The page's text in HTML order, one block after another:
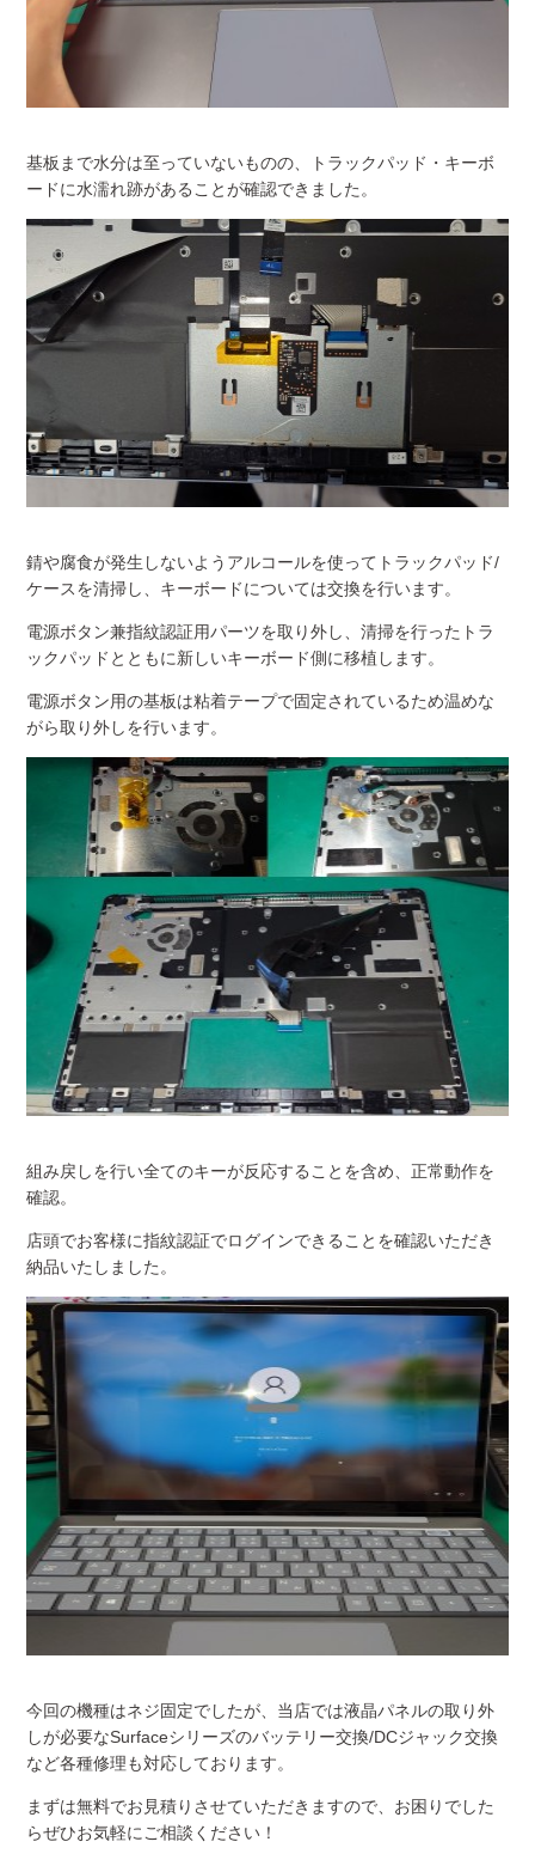
基板まで水分は至っていないものの、トラックパッド・キーボ
ードに水濡れ跡があることが確認できました。
錆や腐食が発生しないようアルコールを使ってトラックパッド/
ケースを清掃し、キーボードについては交換を行います。
電源ボタン兼指紋認証用パーツを取り外し、清掃を行ったトラ
ックパッドとともに新しいキーボード側に移植します。
電源ボタン用の基板は粘着テープで固定されているため温めな
がら取り外しを行います。
組み戻しを行い全てのキーが反応することを含め、正常動作を
確認。
店頭でお客様に指紋認証でログインできることを確認いただき
納品いたしました。
今回の機種はネジ固定でしたが、当店では液晶パネルの取り外
しが必要なSurfaceシリーズのバッテリー交換/DCジャック交換
など各種修理も対応しております。
まずは無料でお見積りさせていただきますので、お困りでした
らぜひお気軽にご相談ください！